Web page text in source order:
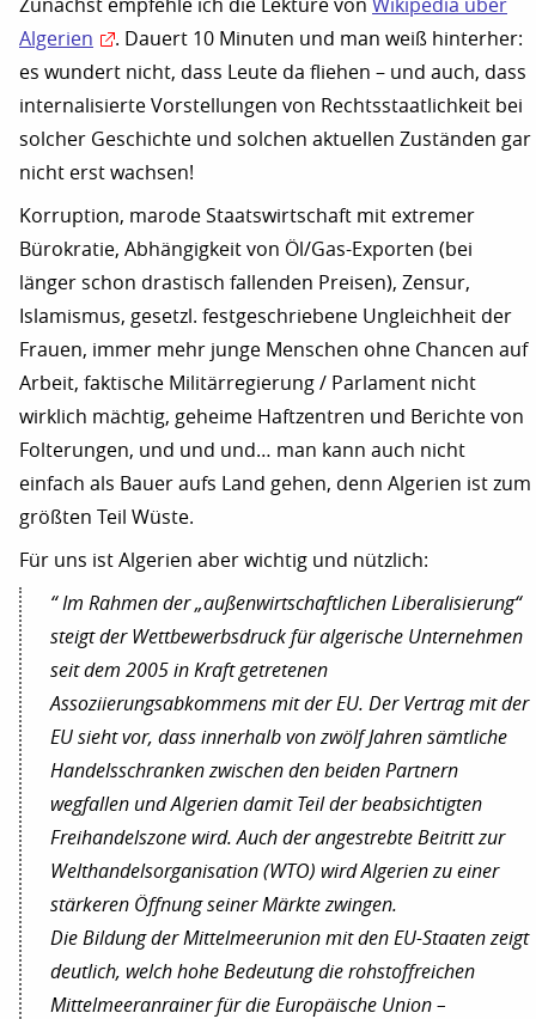
Zunächst empfehle ich die Lektüre von Wikipedia über
Algerien
. Dauert 10 Minuten und man weiß hinterher:
es wundert nicht, dass Leute da fliehen – und auch, dass
internalisierte Vorstellungen von Rechtsstaatlichkeit bei
solcher Geschichte und solchen aktuellen Zuständen gar
nicht erst wachsen!
Korruption, marode Staatswirtschaft mit extremer
Bürokratie, Abhängigkeit von Öl/Gas-Exporten (bei
länger schon drastisch fallenden Preisen), Zensur,
Islamismus, gesetzl. festgeschriebene Ungleichheit der
Frauen, immer mehr junge Menschen ohne Chancen auf
Arbeit, faktische Militärregierung / Parlament nicht
wirklich mächtig, geheime Haftzentren und Berichte von
Folterungen, und und und… man kann auch nicht
einfach als Bauer aufs Land gehen, denn Algerien ist zum
größten Teil Wüste.
Für uns ist Algerien aber wichtig und nützlich:
“ Im Rahmen der „außenwirtschaftlichen Liberalisierung“
steigt der Wettbewerbsdruck für algerische Unternehmen
seit dem 2005 in Kraft getretenen
Assoziierungsabkommens mit der EU. Der Vertrag mit der
EU sieht vor, dass innerhalb von zwölf Jahren sämtliche
Handelsschranken zwischen den beiden Partnern
wegfallen und Algerien damit Teil der beabsichtigten
Freihandelszone wird. Auch der angestrebte Beitritt zur
Welthandelsorganisation (WTO) wird Algerien zu einer
stärkeren Öffnung seiner Märkte zwingen.
Die Bildung der Mittelmeerunion mit den EU-Staaten zeigt
deutlich, welch hohe Bedeutung die rohstoffreichen
Mittelmeeranrainer für die Europäische Union –